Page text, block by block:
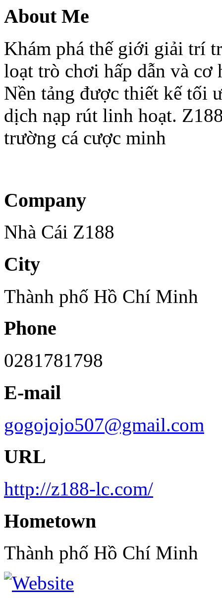
About Me
Khám phá thế giới giải trí
loạt trò chơi hấp dẫn và
Nền tảng được thiết kế tối
dịch nạp rút linh hoạt.
trường cá cược minh
Company
Nhà Cái Z188
City
Thành phố Hồ Chí Minh
Phone
0281781798
E-mail
gogojojo507@gmail.com
URL
http://z188-lc.com/
Hometown
Thành phố Hồ Chí Minh